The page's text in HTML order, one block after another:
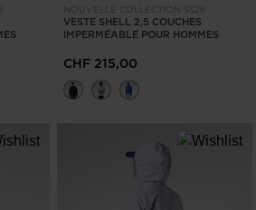
NOUVELLE COLLECTION SS26
VESTE SHELL 2,5 COUCHES
IMPERMÉABLE POUR HOMMES
CHF 215,00